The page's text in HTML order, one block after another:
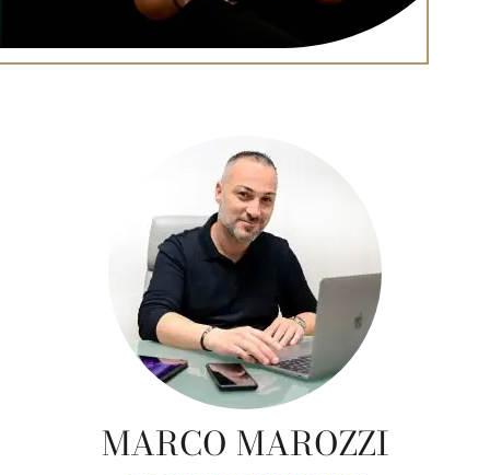
MARCO MAROZZI